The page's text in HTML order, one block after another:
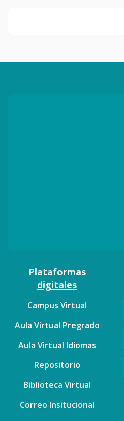
Plataformas
digitales
Campus Virtual
Aula Virtual Pregrado
Aula Virtual Idiomas
Repositorio
Biblioteca Virtual
Correo Insitucional